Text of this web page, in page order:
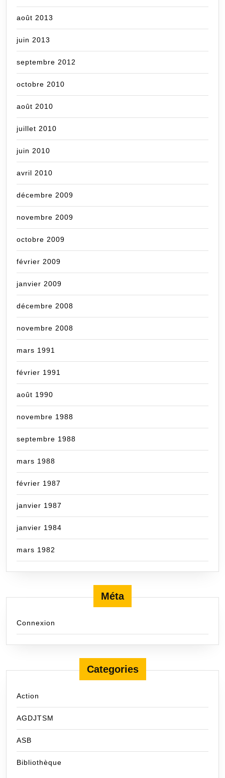
août 2013
juin 2013
septembre 2012
octobre 2010
août 2010
juillet 2010
juin 2010
avril 2010
décembre 2009
novembre 2009
octobre 2009
février 2009
janvier 2009
décembre 2008
novembre 2008
mars 1991
février 1991
août 1990
novembre 1988
septembre 1988
mars 1988
février 1987
janvier 1987
janvier 1984
mars 1982
Méta
Connexion
Categories
Action
AGDJTSM
ASB
Bibliothèque